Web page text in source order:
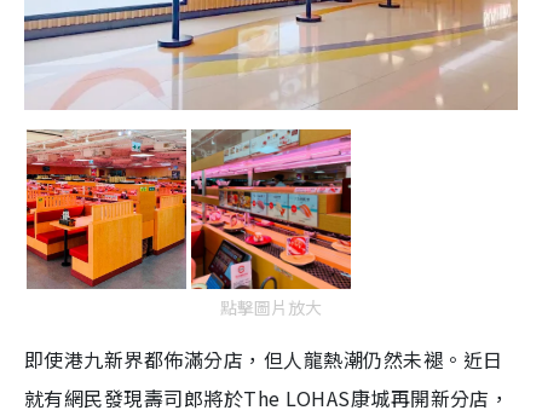
點擊圖片放大
即使港九新界都佈滿分店，但人龍熱潮仍然未褪。近日
就有網民發現壽司郎將於The LOHAS康城再開新分店，